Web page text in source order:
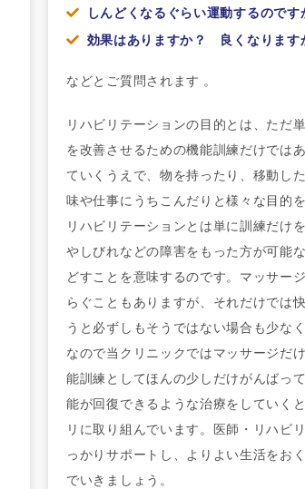
しんどくなるぐらい運動するのです
効果はありますか？ 良くなります
などとご質問されます 。
リハビリテーションの目的とは、ただ
を改善させるための機能訓練だけでは
ていくうえで、物を持ったり、移動し
味や仕事にうちこんだりと様々な目的
リハビリテーションとは単に訓練だけ
やしびれなどの障害をもった方が可能
どすことを意味するのです。マッサー
らぐこともありますが、それだけでは
うと必ずしもそうではない場合も少な
なので当クリニックではマッサージだ
能訓練としてほんの少しだけがんばっ
能が回復できるような治療をしていく
リに取り組んでいます。医師・リハビ
っかりサポートし、よりよい生活をお
でいきましょう。